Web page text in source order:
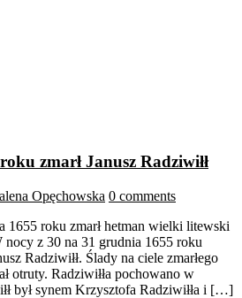
zmarł Janusz Radziwiłł
Opęchowska 0 comments
1655 roku zmarł hetman wielki litewski
nocy z 30 na 31 grudnia 1655 roku
Radziwiłł. Ślady na ciele zmarłego
otruty. Radziwiłła pochowano w
był synem Krzysztofa Radziwiłła i […]